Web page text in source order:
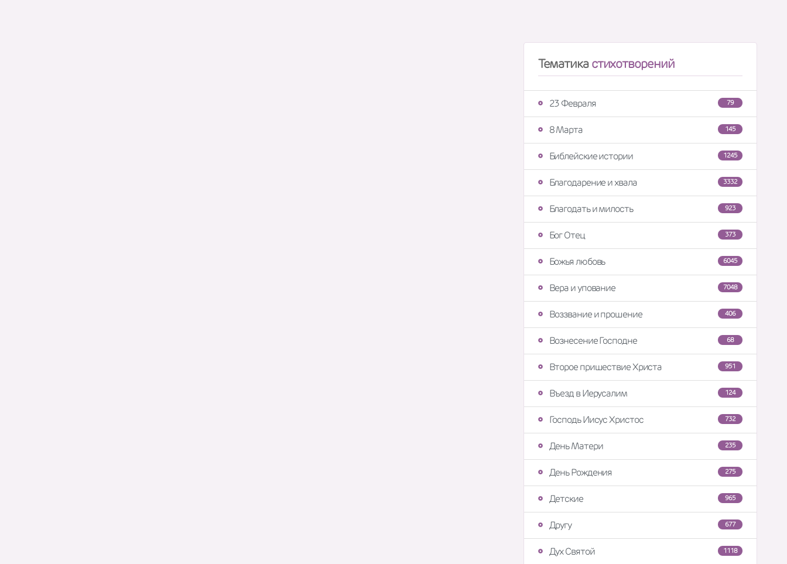
Тематикастихотворений
79
23 Февраля
145
8 Марта
1245
Библейские истории
3332
Благодарение и хвала
923
Благодать и милость
373
Бог Отец
6045
Божья любовь
7048
Вера и упование
406
Воззвание и прошение
68
Вознесение Господне
951
Второе пришествие Христа
124
Въезд в Иерусалим
732
Господь Иисус Христос
235
День Матери
275
День Рождения
965
Детские
677
Другу
1118
Дух Святой